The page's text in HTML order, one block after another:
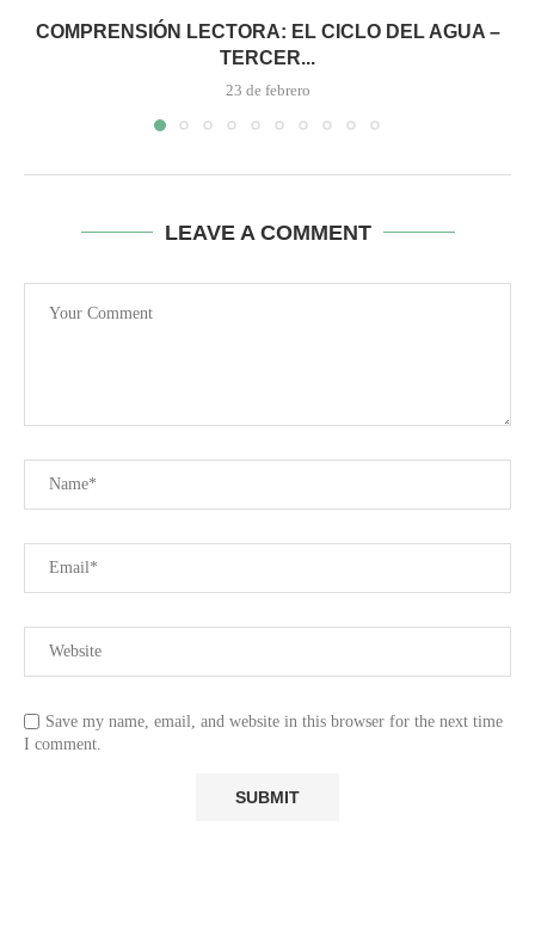
COMPRENSIÓN LECTORA: EL CICLO DEL AGUA –
TERCER...
23 de febrero
LEAVE A COMMENT
Save my name, email, and website in this browser for the next time
I comment.